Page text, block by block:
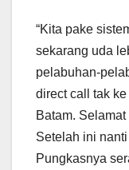
“Kita pake
sekarang uda
pelabuhan-
direct call tak
Batam.
Setelah ini
Pungkasnya